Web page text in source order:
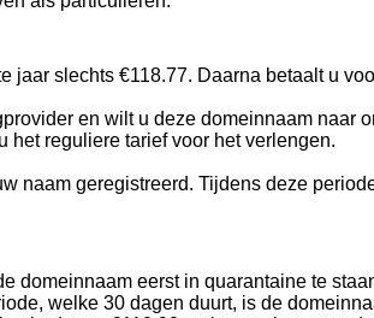
jaar slechts €118.77. Daarna betaalt u
en wilt u deze domeinnaam naar
het reguliere tarief voor het verlengen.
naam geregistreerd. Tijdens deze
domeinnaam eerst in quarantaine te
welke 30 dagen duurt, is de